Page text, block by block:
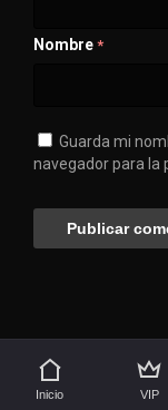
Nombre *
Guarda mi
navegador para la
💖 Apóyanos
Inicio VIP